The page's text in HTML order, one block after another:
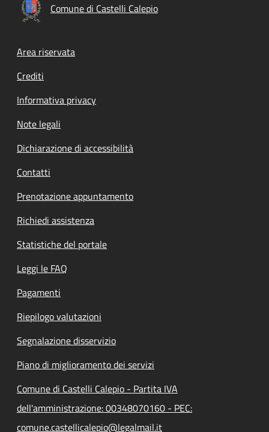
Comune di Castelli Calepio
Footer menu
Area riservata
Crediti
Informativa privacy
Note legali
Dichiarazione di accessibilità
Contatti
Prenotazione appuntamento
Richiedi assistenza
Statistiche del portale
Leggi le FAQ
Pagamenti
Riepilogo valutazioni
Segnalazione disservizio
Piano di miglioramento dei servizi
Comune di Castelli Calepio - Partita IVA
dell'amministrazione: 00348070160 - PEC:
comune.castellicalepio@legalmail.it